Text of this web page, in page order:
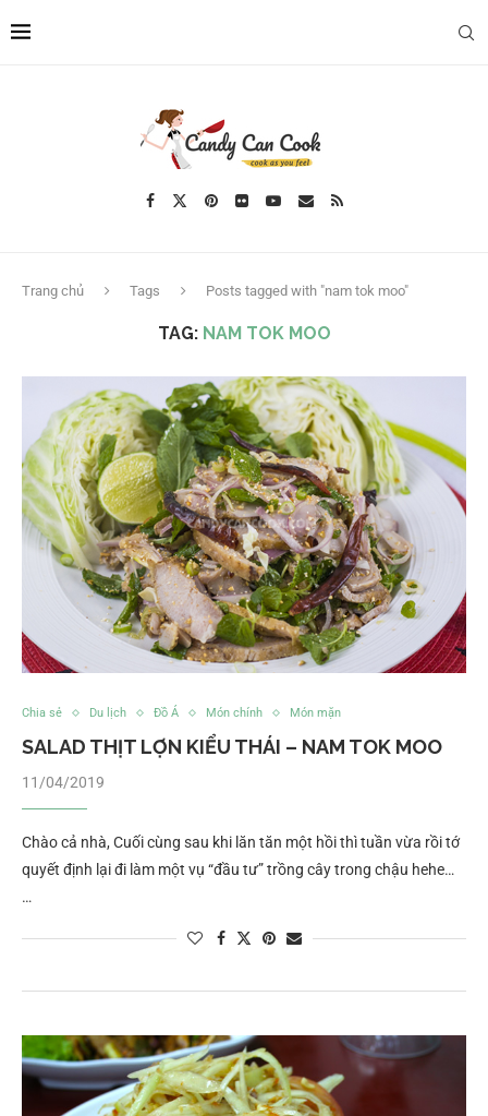
Trang chủ Tags Posts tagged with "nam tok moo"
TAG: NAM TOK MOO
Chia sẻ Du lịch Đồ Á Món chính Món mặn
SALAD THỊT LỢN KIỂU THÁI – NAM TOK MOO
11/04/2019
Chào cả nhà, Cuối cùng sau khi lăn tăn một hồi thì tuần vừa rồi tớ
quyết định lại đi làm một vụ “đầu tư” trồng cây trong chậu hehe…
…